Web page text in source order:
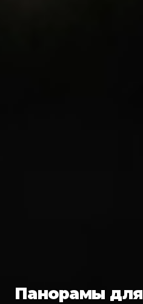
Панорамы для